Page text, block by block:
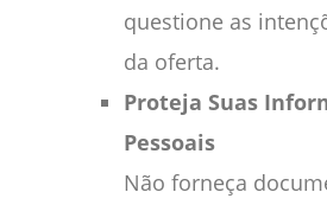
questione as
da oferta.
Proteja Suas
Pessoais
Não forneça